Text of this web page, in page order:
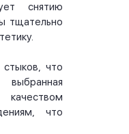
снятию
тщательно
стыков, что
выбранная
что